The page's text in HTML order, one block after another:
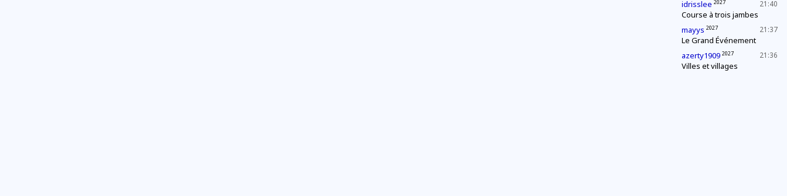
21:40
idrisslee 2027
Course à trois jambes
21:37
mayys 2027
Le Grand Événement
21:36
azerty1909 2027
Villes et villages